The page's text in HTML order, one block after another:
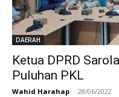
DAERAH
Ketua DPRD
Puluhan PKL
Wahid Harahap - 28/06/2022